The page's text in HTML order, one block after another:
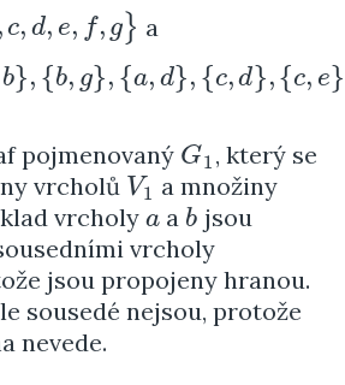
c, d, e, f, g }
,f, g} a
b}, {b, g}, {a, d}, {c, d},{c, e}
g},{ a ,d},{c, d},{c,e}, {c,f},{d, f}}
pojmenovaný G1
G1 , který se
vrcholů V1
V1 a množiny
vrcholya
a a b
b jsou
vrcholy
jsou propojeny hranou.
sousedé nejsou, protože
nevede.